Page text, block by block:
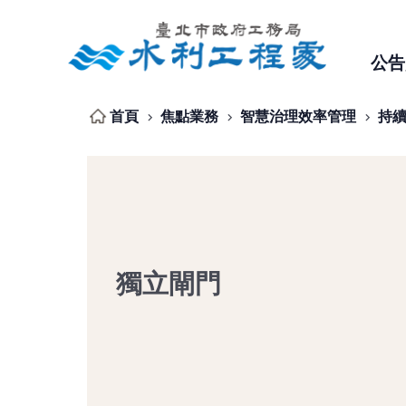
公
首頁 焦點業務 智慧治理效率管理 持
獨立閘門